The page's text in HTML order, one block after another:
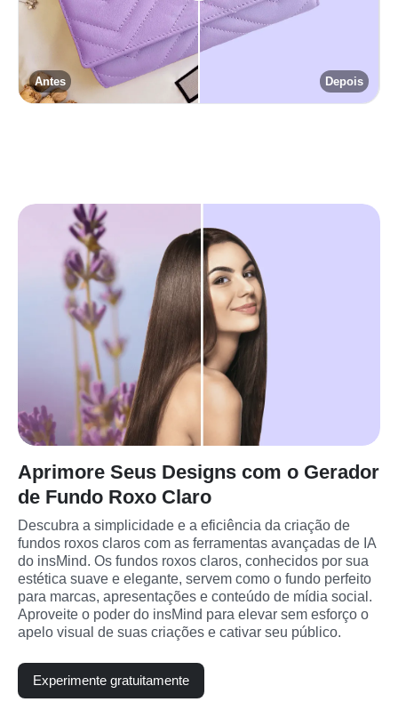
Depois
Antes
Aprimore Seus Designs com o Gerador
de Fundo Roxo Claro
Descubra a simplicidade e a eficiência da criação de
fundos roxos claros com as ferramentas avançadas de IA
do insMind. Os fundos roxos claros, conhecidos por sua
estética suave e elegante, servem como o fundo perfeito
para marcas, apresentações e conteúdo de mídia social.
Aproveite o poder do insMind para elevar sem esforço o
apelo visual de suas criações e cativar seu público.
Experimente gratuitamente